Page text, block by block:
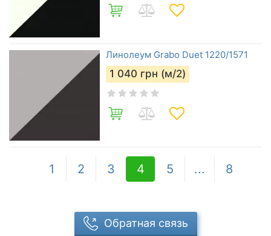
Линолеум Grabo Duet 1220/1571
1 040 грн (м/2)
1 2 3 4 5 ... 8
Обратная связь